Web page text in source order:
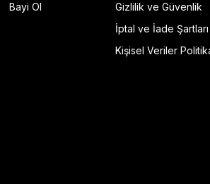
Universal 45 lt Plastik Motosiklet
Bayi Ol
Gizlilik ve Güvenlik
İptal ve İade Şartları
Kişisel Veriler